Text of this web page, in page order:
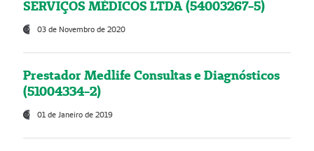
SERVIÇOS MÉDICOS LTDA (54003267-5)
03 de Novembro de 2020
Prestador Medlife Consultas e Diagnósticos
(51004334-2)
01 de Janeiro de 2019